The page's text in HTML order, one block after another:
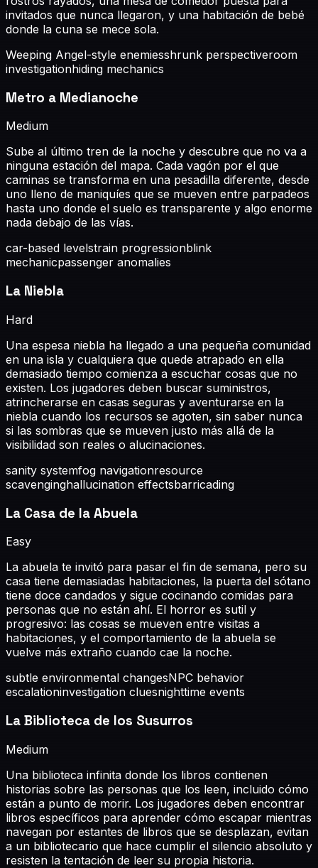
invitados que nunca llegaron, y una habitación de bebé
donde la cuna se mece sola.
Weeping Angel-style enemiesshrunk perspectiveroom
investigationhiding mechanics
Metro a Medianoche
Medium
Sube al último tren de la noche y descubre que no va a
ninguna estación del mapa. Cada vagón por el que
caminas se transforma en una pesadilla diferente, desde
uno lleno de maniquíes que se mueven entre parpadeos
hasta uno donde el suelo es transparente y algo enorme
nada debajo de las vías.
car-based levelstrain progressionblink
mechanicpassenger anomalies
La Niebla
Hard
Una espesa niebla ha llegado a una pequeña comunidad
en una isla y cualquiera que quede atrapado en ella
demasiado tiempo comienza a escuchar cosas que no
existen. Los jugadores deben buscar suministros,
atrincherarse en casas seguras y aventurarse en la
niebla cuando los recursos se agoten, sin saber nunca
si las sombras que se mueven justo más allá de la
visibilidad son reales o alucinaciones.
sanity systemfog navigationresource
scavenginghallucination effectsbarricading
La Casa de la Abuela
Easy
La abuela te invitó para pasar el fin de semana, pero su
casa tiene demasiadas habitaciones, la puerta del sótano
tiene doce candados y sigue cocinando comidas para
personas que no están ahí. El horror es sutil y
progresivo: las cosas se mueven entre visitas a
habitaciones, y el comportamiento de la abuela se
vuelve más extraño cuando cae la noche.
subtle environmental changesNPC behavior
escalationinvestigation cluesnighttime events
La Biblioteca de los Susurros
Medium
Una biblioteca infinita donde los libros contienen
historias sobre las personas que los leen, incluido cómo
están a punto de morir. Los jugadores deben encontrar
libros específicos para aprender cómo escapar mientras
navegan por estantes de libros que se desplazan, evitan
a un bibliotecario que hace cumplir el silencio absoluto y
resisten la tentación de leer su propia historia.